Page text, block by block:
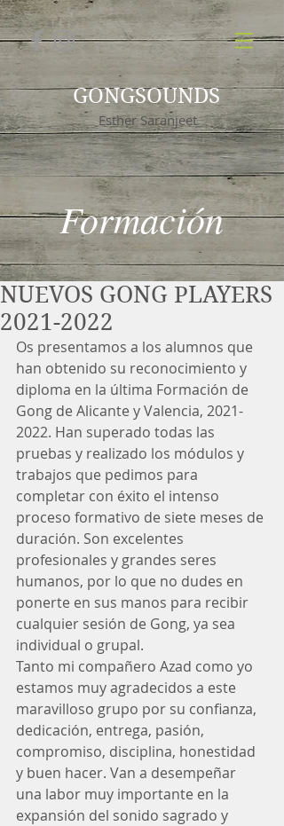
GONGSOUNDS
Esther Saranjeet
Formación
NUEVOS GONG PLAYERS
2021-2022
Os presentamos a los alumnos que
han obtenido su reconocimiento y
diploma en la última Formación de
Gong de Alicante y Valencia, 2021-
2022. Han superado todas las
pruebas y realizado los módulos y
trabajos que pedimos para
completar con éxito el intenso
proceso formativo de siete meses de
duración. Son excelentes
profesionales y grandes seres
humanos, por lo que no dudes en
ponerte en sus manos para recibir
cualquier sesión de Gong, ya sea
individual o grupal.
Tanto mi compañero Azad como yo
estamos muy agradecidos a este
maravilloso grupo por su confianza,
dedicación, entrega, pasión,
compromiso, disciplina, honestidad
y buen hacer. Van a desempeñar
una labor muy importante en la
expansión del sonido sagrado y